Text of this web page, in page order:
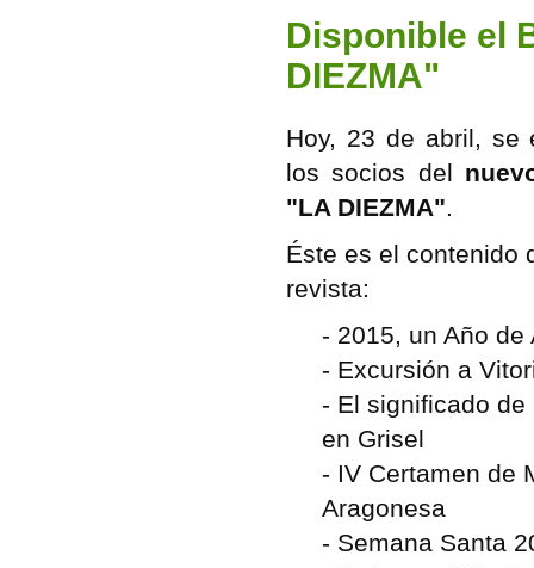
Disponible el
DIEZMA"
Hoy, 23 de abril, se
los socios del n
"LA DIEZMA".
Éste es el contenido
revista:
- 2015, un Año de
- Excursión a
- El significado
en Grisel
- IV Certamen de
Aragonesa
- Semana Santa